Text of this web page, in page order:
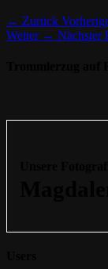
← Zurück
Weiter → Nächster